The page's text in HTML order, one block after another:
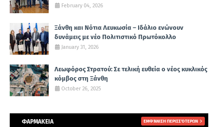
February 04, 2026
Ξάνθη και Νότια Λευκωσία – Ιδάλιο ενώνουν
δυνάμεις με νέο Πολιτιστικό Πρωτόκολλο
January 31, 2026
Λεωφόρος Στρατού: Σε τελική ευθεία ο νέος κυκλικός
κόμβος στη Ξάνθη
October 26, 2025
ΦΑΡΜΑΚΕΙΑ ΕΜΦΆΝΙΣΗ ΠΕΡΙΣΣΌΤΕΡΩΝ